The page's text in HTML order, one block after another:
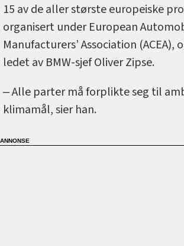
15 av de aller største europeiske
organisert under European
Manufacturers’ Association (ACEA),
ledet av BMW-sjef Oliver Zipse.
‒ Alle parter må forplikte seg til
klimamål, sier han.